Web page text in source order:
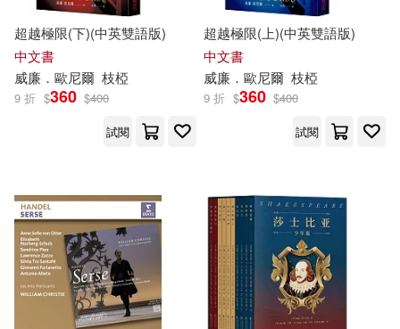
配送方式
可超商取貨(12)
可港澳店取(10)
可新加坡店取(9)
超越極限(下)(中英雙語版)
中文書
威廉 ． 歐尼爾 枝椏
9 折 $360 $400
試閱
超越極限(上)(中英雙語版)
中文書
威廉 ． 歐尼爾 枝椏
9 折 $360 $400
試閱